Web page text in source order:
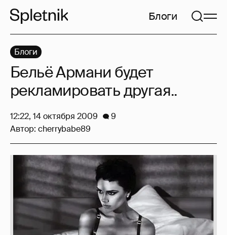
Блоги
Блоги
Бельё Армани будет
рекламировать другая..
12:22, 14 октября 2009
9
Автор: cherrybabe89